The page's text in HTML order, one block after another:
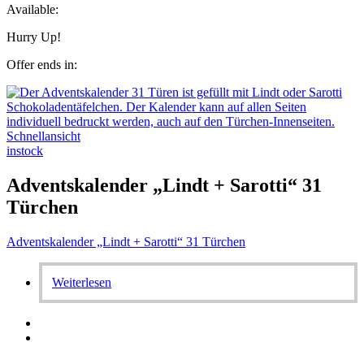
Available:
Hurry Up!
Offer ends in:
Schnellansicht
instock
Adventskalender „Lindt + Sarotti“ 31
Türchen
Adventskalender „Lindt + Sarotti“ 31 Türchen
Weiterlesen